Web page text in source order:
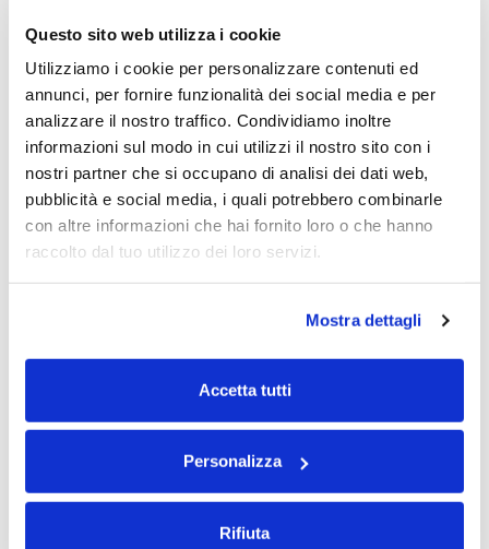
Questo sito web utilizza i cookie
Utilizziamo i cookie per personalizzare contenuti ed
annunci, per fornire funzionalità dei social media e per
analizzare il nostro traffico. Condividiamo inoltre
informazioni sul modo in cui utilizzi il nostro sito con i
nostri partner che si occupano di analisi dei dati web,
pubblicità e social media, i quali potrebbero combinarle
con altre informazioni che hai fornito loro o che hanno
raccolto dal tuo utilizzo dei loro servizi.
Mostra dettagli
Accetta tutti
Personalizza
Rifiuta